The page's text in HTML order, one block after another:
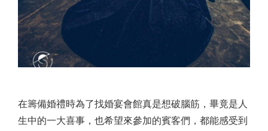
在籌備婚禮時為了找婚宴會館真是想破腦筋，畢竟是人
生中的一大喜事，也希望來參加的賓客們，都能感受到